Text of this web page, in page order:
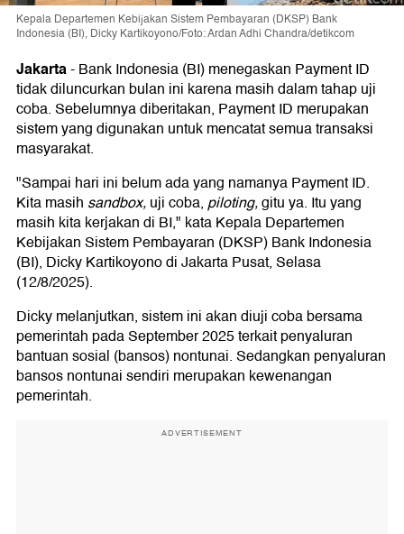
Kepala Departemen Kebijakan Sistem Pembayaran (DKSP) Bank
Indonesia (BI), Dicky Kartikoyono/Foto: Ardan Adhi Chandra/detikcom
Jakarta-Bank Indonesia (BI) menegaskan Payment ID
tidak diluncurkan bulan ini karena masih dalam tahap uji
coba. Sebelumnya diberitakan, Payment ID merupakan
sistem yang digunakan untuk mencatat semua transaksi
masyarakat.
"Sampai hari ini belum ada yang namanya Payment ID.
Kita masih sandbox,uji coba,piloting,gitu ya. Itu yang
masih kita kerjakan di BI," kata Kepala Departemen
Kebijakan Sistem Pembayaran (DKSP) Bank Indonesia
(BI), Dicky Kartikoyono di Jakarta Pusat, Selasa
(12/8/2025).
Dicky melanjutkan, sistem ini akan diuji coba bersama
pemerintah pada September 2025 terkait penyaluran
bantuan sosial (bansos) nontunai. Sedangkan penyaluran
bansos nontunai sendiri merupakan kewenangan
pemerintah.
ADVERTISEMENT